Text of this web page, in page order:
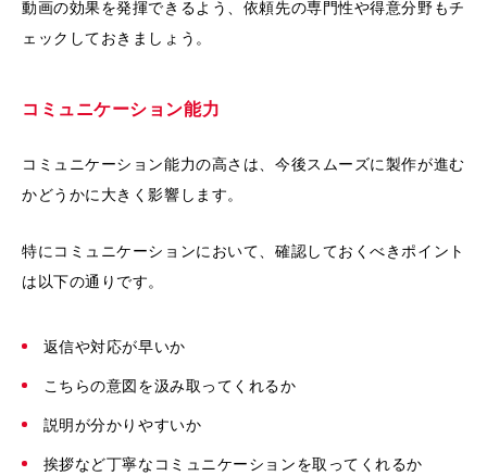
動画の効果を発揮できるよう、依頼先の専門性や得意分野もチ
ェックしておきましょう。
コミュニケーション能力
コミュニケーション能力の高さは、今後スムーズに製作が進む
かどうかに大きく影響します。
特にコミュニケーションにおいて、確認しておくべきポイント
は以下の通りです。
返信や対応が早いか
こちらの意図を汲み取ってくれるか
説明が分かりやすいか
挨拶など丁寧なコミュニケーションを取ってくれるか